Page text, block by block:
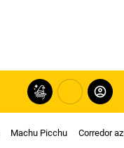
Machu Picchu Corredor